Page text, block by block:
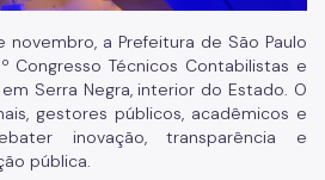
novembro, a Prefeitura de São Paulo
Congresso Técnicos Contabilistas e
Serra Negra, interior do Estado. O
gestores públicos, acadêmicos e
inovação, transparência e
pública.